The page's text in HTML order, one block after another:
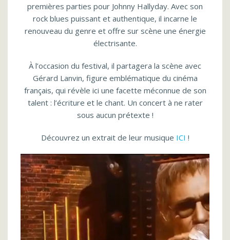
premières parties pour Johnny Hallyday. Avec son
rock blues puissant et authentique, il incarne le
renouveau du genre et offre sur scène une énergie
électrisante.
À l’occasion du festival, il partagera la scène avec
Gérard Lanvin, figure emblématique du cinéma
français, qui révèle ici une facette méconnue de son
talent : l’écriture et le chant. Un concert à ne rater
sous aucun prétexte !
Découvrez un extrait de leur musique ICI !
Lecteur
vidéo